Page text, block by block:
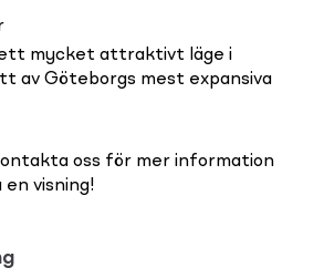
mycket attraktivt läge i
av Göteborgs mest expansiva
oss för mer information
visning!